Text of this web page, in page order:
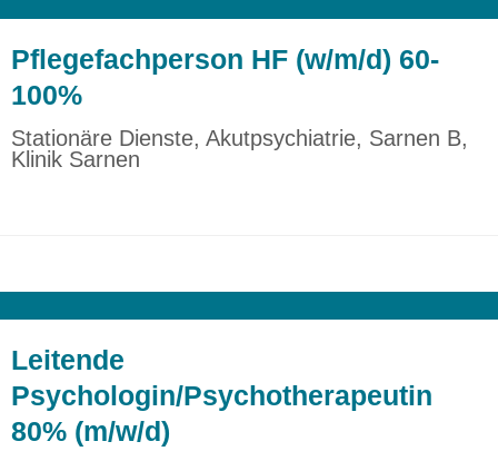
Pflegefachperson HF (w/m/d) 60-
100%
Stationäre Dienste, Akutpsychiatrie, Sarnen B,
Klinik Sarnen
Leitende
Psychologin/Psychotherapeutin
80% (m/w/d)